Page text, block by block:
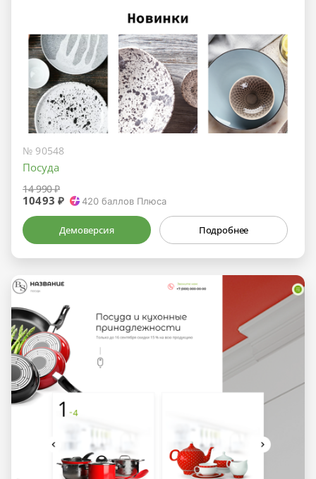
№ 90548
Посуда
14 990 ₽
10493 ₽ 420 баллов Плюса
Демоверсия Подробнее